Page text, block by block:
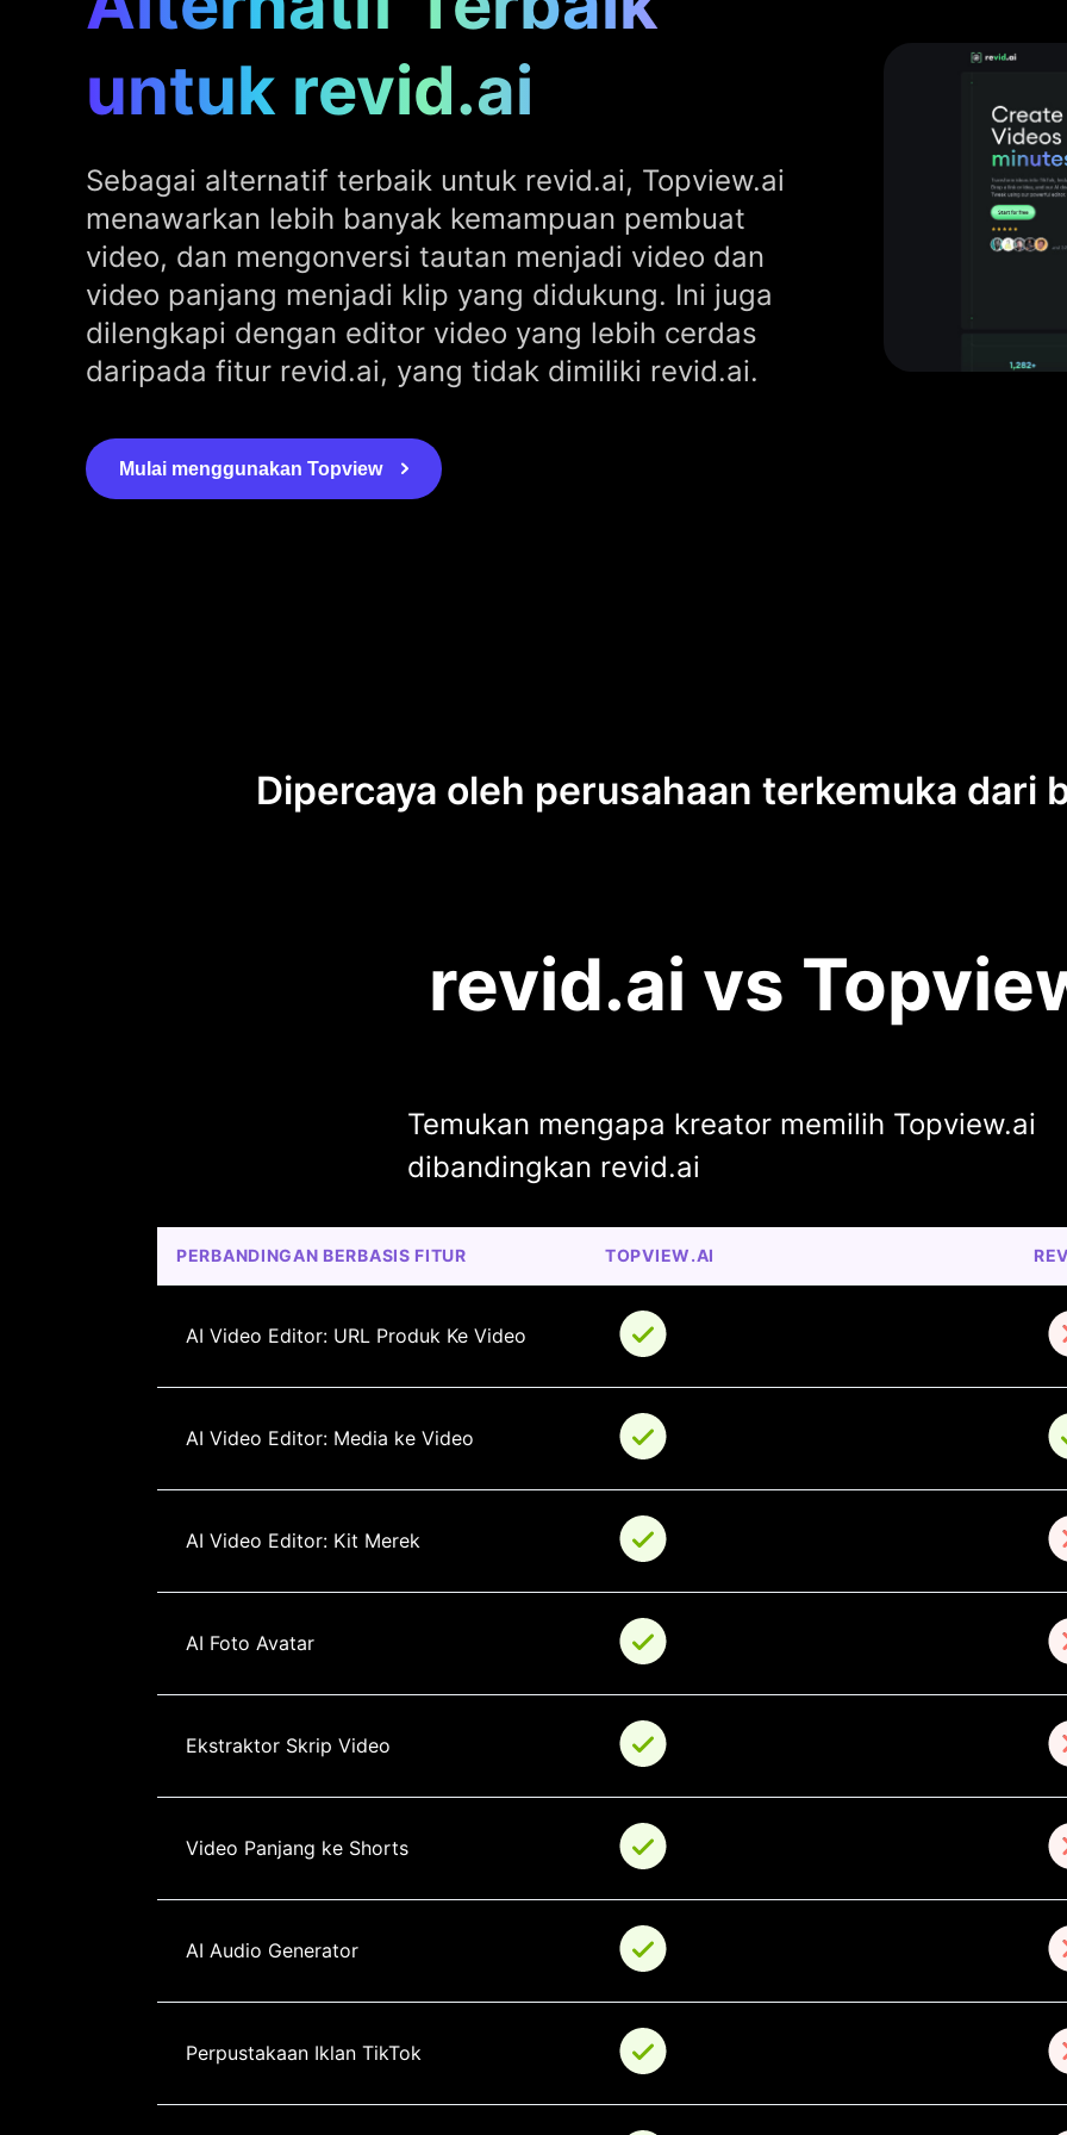
untuk revid.ai
Sebagai alternatif terbaik untuk revid.ai, Topview.ai
menawarkan lebih banyak kemampuan pembuat
video, dan mengonversi tautan menjadi video dan
video panjang menjadi klip yang didukung. Ini juga
dilengkapi dengan editor video yang lebih cerdas
daripada fitur revid.ai, yang tidak dimiliki revid.ai.
Mulai menggunakan Topview
Dipercaya oleh perusahaan terkemuka dari
revid.ai vs
Temukan mengapa kreator memilih Topview.ai
dibandingkan revid.ai
PERBANDINGAN BERBASIS FITUR TOPVIEW.AI
AI Video Editor: URL Produk Ke Video
AI Video Editor: Media ke Video
AI Video Editor: Kit Merek
AI Foto Avatar
Ekstraktor Skrip Video
Video Panjang ke Shorts
AI Audio Generator
Perpustakaan Iklan TikTok